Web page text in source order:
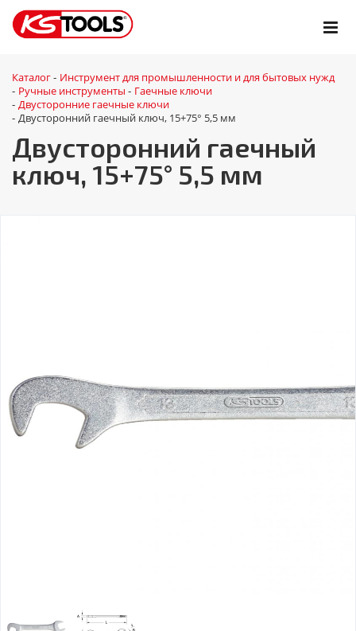
Каталог - Инструмент для промышленности и для бытовых нужд
- Ручные инструменты - Гаечные ключи
- Двусторонние гаечные ключи
- Двусторонний гаечный ключ, 15+75° 5,5 мм
Двусторонний гаечный
ключ, 15+75° 5,5 мм